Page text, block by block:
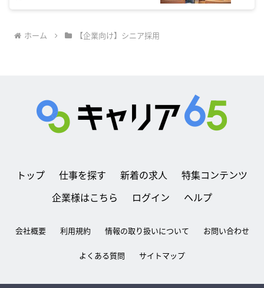
ホーム 【企業向け】シニア採用
トップ 仕事を探す 新着の求人
特集コンテンツ
企業様はこちら
ログイン ヘルプ
会社概要 利用規約 情報の取り扱いについて お問い合わせ
よくある質問 サイトマップ